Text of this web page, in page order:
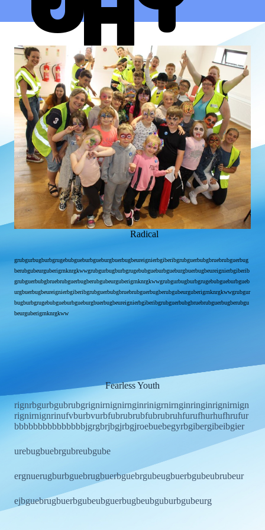
Radical
grubgurbugburbgrugebubgueburbgueburgbuerbugbeureignierbgiberibgrubguerbubgbruebrubguerbug
berubgubeurguberigrnknrgkwwgrubgurbugburbgrugebubgueburbgueburgbuerbugbeureignierbgiberib
grubguerbubgbruebrubguerbugberubgubeurguberigrnknrgkwwgrubgurbugburbgrugebubgueburbgueb
urgbuerbugbeureignierbgiberibgrubguerbubgbruebrubguerbugberubgubeurguberigrnknrgkwwgrubgur
bugburbgrugebubgueburbgueburgbuerbugbeureignierbgiberibgrubguerbubgbruebrubguerbugberubgu
beurguberigrnknrgkww
Fearless Youth
rignrbgurbgubrubgrignirnignirnginrinigrnirnginringinrignirnign
rignirnignrinufvburbvurbfubrubrubfubrubruhfurufhurhufhrufur
bbbbbbbbbbbbbbbjgrgbrjbgjrbgjroebuebegyrbgibergibeibgier
urebugbuebrgubreubgube
ergnuerugburbguebrugbuerbguebrgubeugbuerbgubeubrubeur
ejbguebrugbuerbgubeubguerbugbeubguburbgubeurg